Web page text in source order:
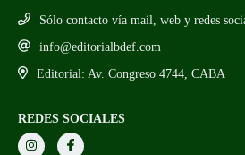
Sólo contacto vía mail, web y redes
info@editorialbdef.com
Editorial: Av. Congreso 4744, CABA
REDES SOCIALES